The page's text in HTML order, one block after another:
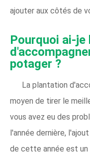
ajouter aux côtés de
Pourquoi ai-je
potager ?
La plantation
moyen de tirer le
vous avez eu des
l'année dernière,
de cette année est